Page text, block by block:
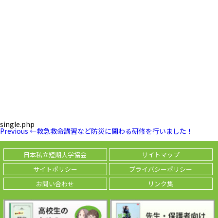
single.php
投
ナ
ビ
ゲ
ー
ョ
Previous
Previous ←救急救命講習など防災に関わる研修を行いました！
日本私立短期大学協会
サイトマップ
サイトポリシー
プライバシーポリシー
お問い合わせ
リンク集